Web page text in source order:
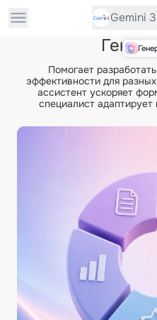
Gemini
Помогает
эффективности для
ассистент ускоряет
специалист